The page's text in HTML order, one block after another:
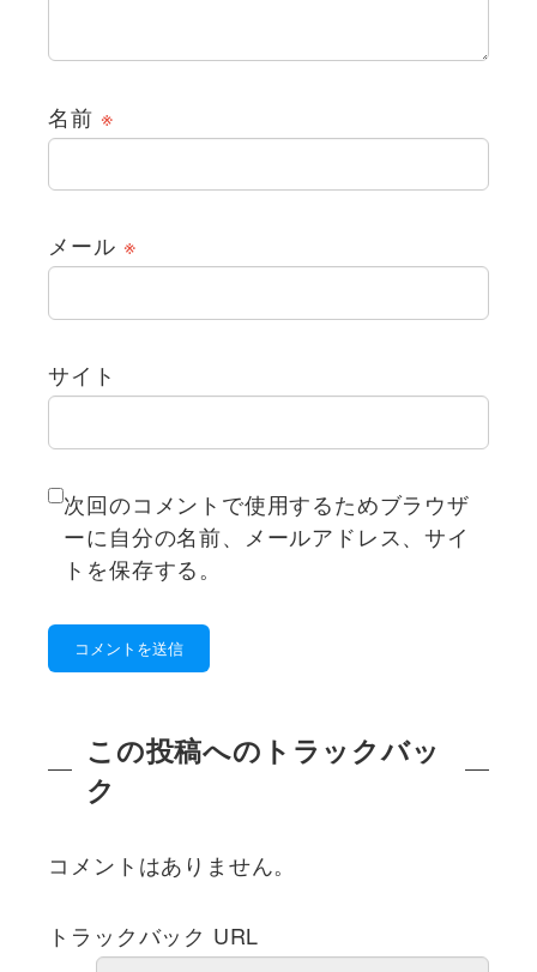
名前 ※
メール ※
サイト
次回のコメントで使用するためブラウザ
ーに自分の名前、メールアドレス、サイ
トを保存する。
この投稿へのトラックバッ
ク
コメントはありません。
トラックバック URL